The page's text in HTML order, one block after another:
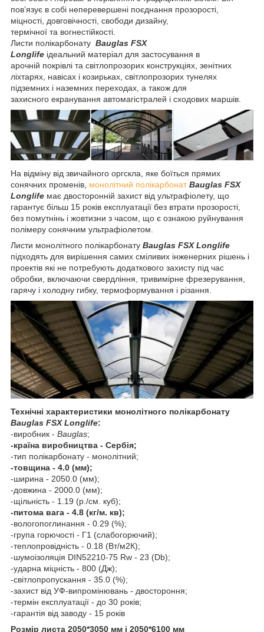
пов’язує в собі неперевершені поєднання прозорості,
міцності, довговічності, свободи дизайну,
термічної та вогнестійкості.
Листи полікарбонату Bauglas FSX
Longlife ідеальний матеріал для застосування в
арочній покрівлі та світлопрозорих конструкціях, зенітних
ліхтарях, навісах і козирьках, світлопрозорих тунелях
підземних і наземних переходах, а також для
захисного екранування автомагістралей і сходових маршів.
На відміну від звичайного оргскла, яке боїться прямих
сонячних променів, монолітний полікарбонат Bauglas FSX
Longlife має двосторонній захист від ультрафіолету, що
гарантує більш 15 років експлуатації без втрати прозорості,
без помутнінь і жовтизни з часом, що є ознакою руйнування
полімеру сонячним ультрафіолетом.
Листи монолітного полікарбонату Bauglas FSX Longlife
підходять для вирішення самих сміливих інженерних рішень і
проектів які не потребують додаткового захисту під час
обробки, включаючи свердління, тривимірне фрезерування,
гарячу і холодну гибку, термоформування і різання.
Технічні характеристики монолітного полікарбонату
Bauglas FSX Longlife:
-виробник - Bauglas;
-країна виробництва - Сербія;
-тип полікарбонату - монолітний;
-товщина - 4.0 (мм);
-ширина - 2050.0 (мм);
-довжина - 2000.0 (мм);
-щільність - 1.19 (р./см. куб);
-питома вага - 4.8 (кг/м. кв);
-вологопоглинання - 0.29 (%);
-група горючості - Г1 (слабогорючий);
-теплопровідність - 0.18 (Вт/м2К);
-шумоізоляція DIN52210-75 Rw - 23 (Db);
-ударна міцність - 800 (Дж);
-світлопропускання - 35.0 (%);
-захист від УФ-випромінювань - двостороння;
-термін експлуатації - до 30 років;
-гарантія від заводу - 15 років
Розмір листа 2050*3050 мм і 2050*6100 мм